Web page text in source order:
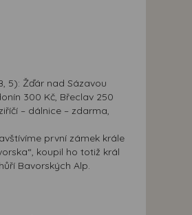
5): Žďár nad Sázavou
300 Kč, Břeclav 250
– dálnice – zdarma,
první zámek krále
koupil ho totiž král
Bavorských Alp.